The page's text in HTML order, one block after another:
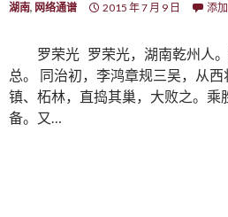
湖南, 网络通谱 2015 年 7 月 9 日 添
罗荣光 罗荣光，湖南乾州人
总。 同治初，李鸿章规三吴，从
镇、柘林，直捣其巢，大败之。乘
备。又…